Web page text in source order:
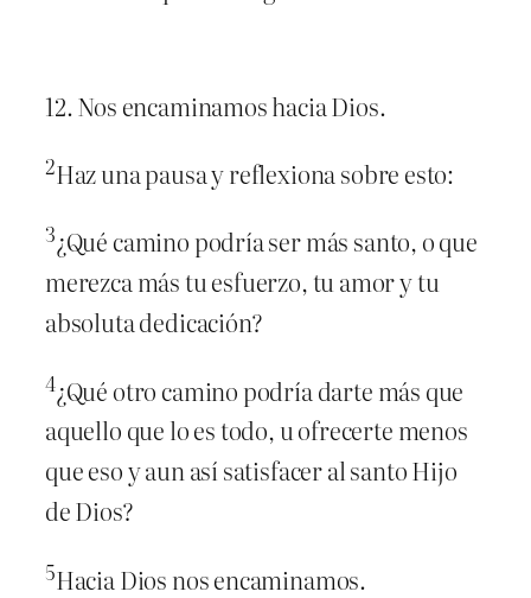
12. Nos encaminamos hacia Dios.
2Haz una pausa y reflexiona sobre esto:
3¿Qué camino podría ser más santo, o que
merezca más tu esfuerzo, tu amor y tu
absoluta dedicación?
4¿Qué otro camino podría darte más que
aquello que lo es todo, u ofrecerte menos
que eso y aun así satisfacer al santo Hijo
de Dios?
5Hacia Dios nos encaminamos.